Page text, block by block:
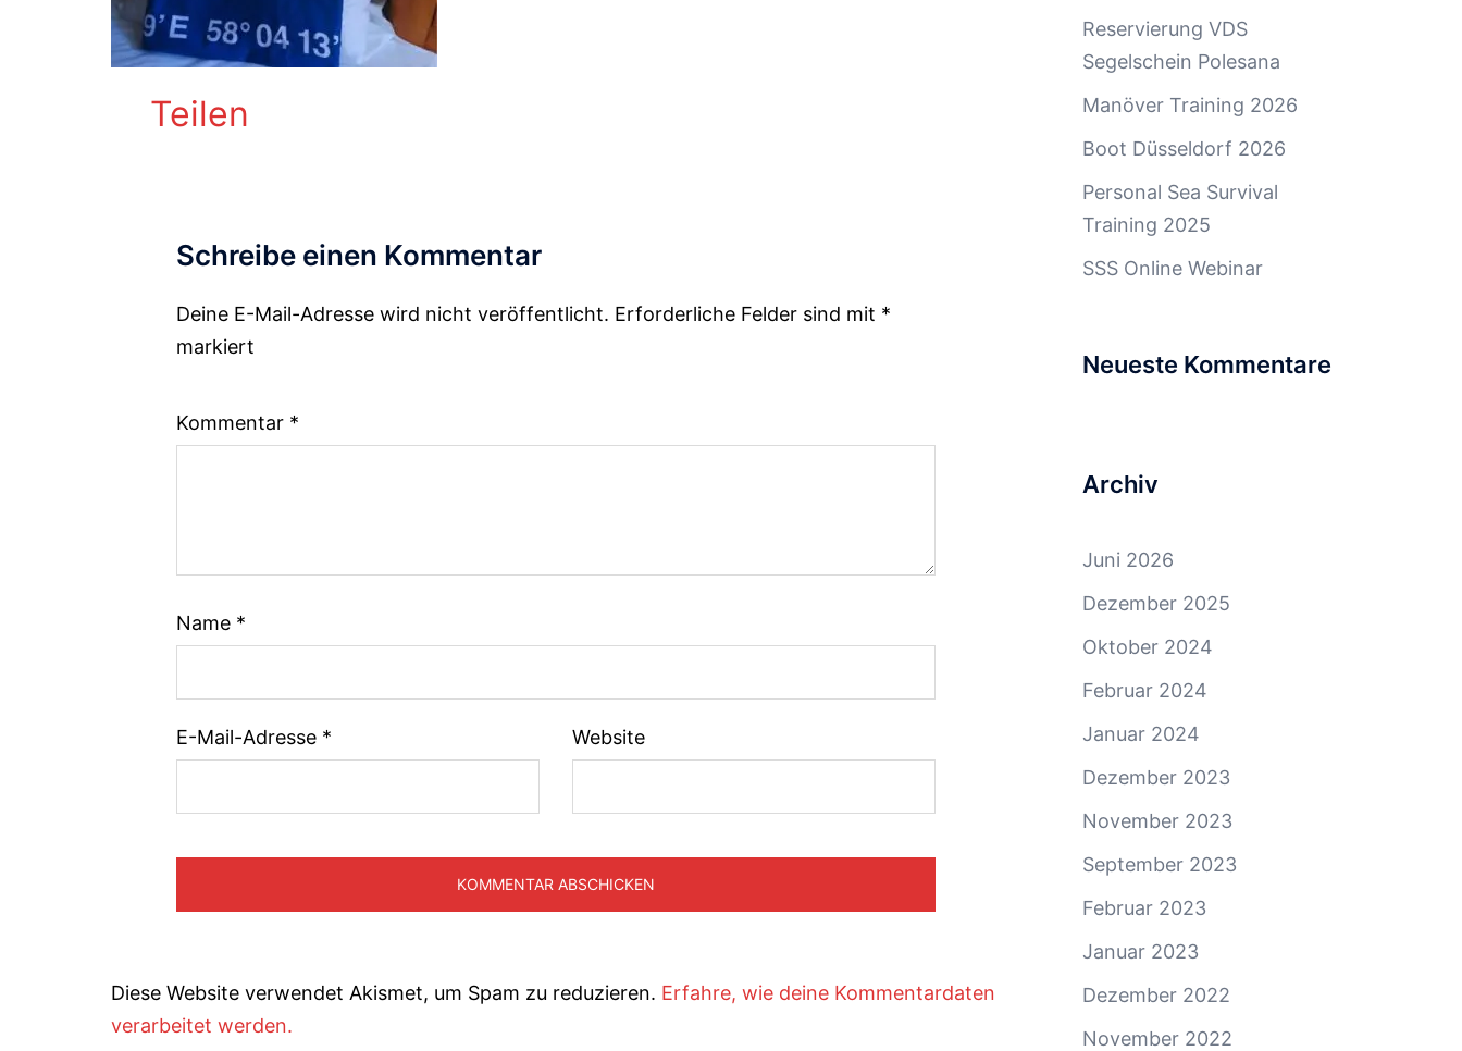
Teilen
Schreibe einen Kommentar
Deine E-Mail-Adresse wird nicht veröffentlicht. Erforderliche Felder sind mit *
markiert
Kommentar *
Name *
E-Mail-Adresse * Website
Alternative:
Diese Website verwendet Akismet, um Spam zu reduzieren. Erfahre, wie deine Kommentardaten
verarbeitet werden.
Reservierung VDS
Segelschein Polesana
Manöver Training 2026
Boot Düsseldorf 2026
Personal Sea Survival
Training 2025
SSS Online Webinar
Neueste Kommentare
Archiv
Juni 2026
Dezember 2025
Oktober 2024
Februar 2024
Januar 2024
Dezember 2023
November 2023
September 2023
Februar 2023
Januar 2023
Dezember 2022
November 2022